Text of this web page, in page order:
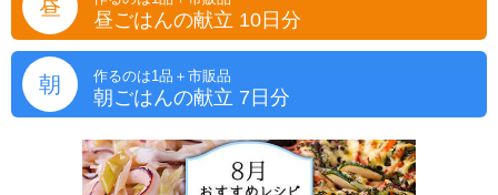
昼
昼ごはんの献立 10日分
朝 作るのは1品＋市販品
朝ごはんの献立 7日分